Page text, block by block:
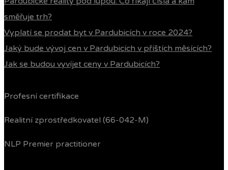
směřuje trh?
Vyplatí se prodat byt v Pardubicích v roce 2024?
Jaký bude vývoj cen v Pardubicích v příštích měsících?
Jak se budou vyvíjet ceny v Pardubicích?
Profesní certifikace
Realitní zprostředkovatel (66-042-M)
NLP Premier practitioner